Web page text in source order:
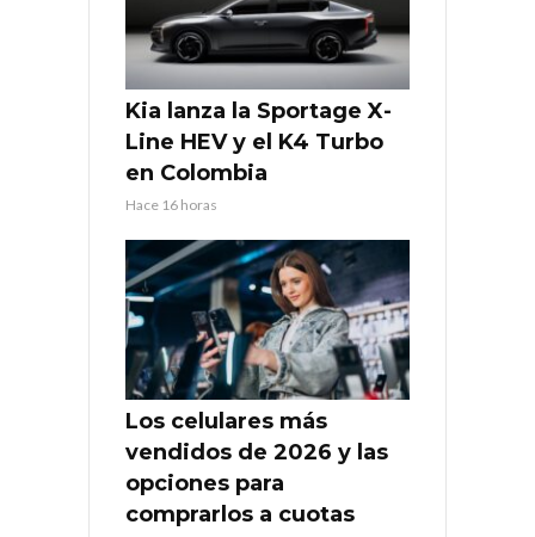
Kia lanza la Sportage X-
Line HEV y el K4 Turbo
en Colombia
Hace 16 horas
Los celulares más
vendidos de 2026 y las
opciones para
comprarlos a cuotas